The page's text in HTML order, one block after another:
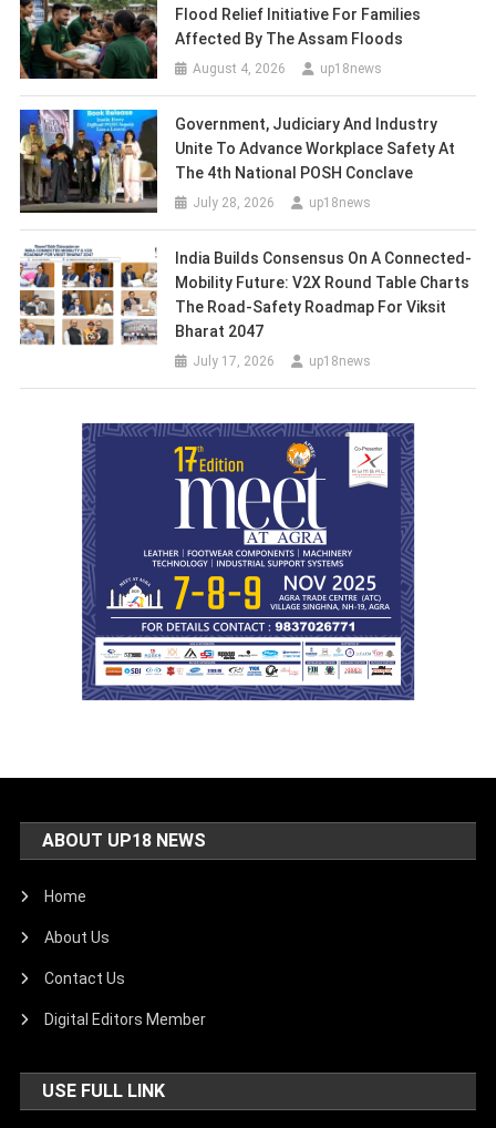
Flood Relief Initiative For Families
Affected By The Assam Floods
August 4, 2026 up18news
Government, Judiciary And Industry
Unite To Advance Workplace Safety At
The 4th National POSH Conclave
July 28, 2026 up18news
India Builds Consensus On A Connected-
Mobility Future: V2X Round Table Charts
The Road-Safety Roadmap For Viksit
Bharat 2047
July 17, 2026 up18news
ABOUT UP18 NEWS
Home
About Us
Contact Us
Digital Editors Member
USE FULL LINK